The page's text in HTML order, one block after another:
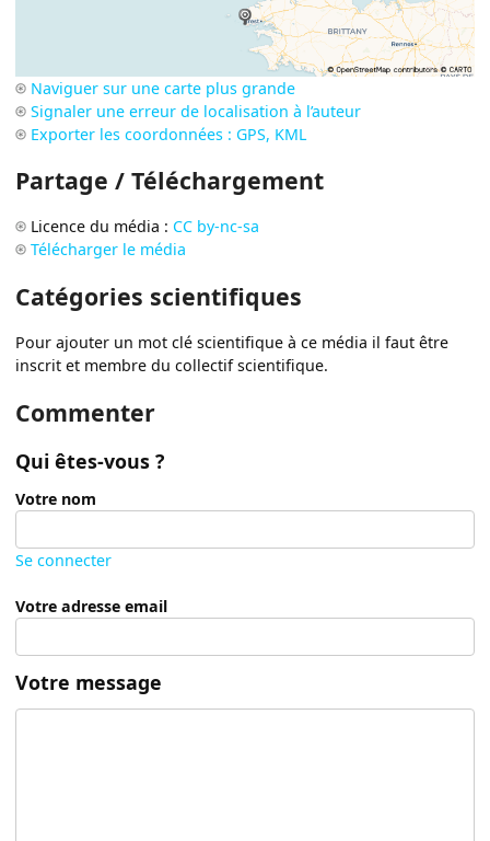
Naviguer sur une carte plus grande
Signaler une erreur de localisation à l’auteur
Exporter les coordonnées : GPS, KML
Partage / Téléchargement
Licence du média : CC by-nc-sa
Télécharger le média
Catégories scientifiques
Pour ajouter un mot clé scientifique à ce média il faut être
inscrit et membre du collectif scientifique.
Commenter
Qui êtes-vous ?
Votre nom
Se connecter
Votre adresse email
Votre message